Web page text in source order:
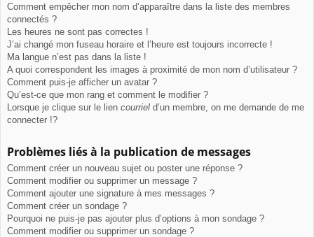
Comment empêcher mon nom d’apparaître dans la liste des membres
connectés ?
Les heures ne sont pas correctes !
J’ai changé mon fuseau horaire et l’heure est toujours incorrecte !
Ma langue n’est pas dans la liste !
A quoi correspondent les images à proximité de mon nom d’utilisateur ?
Comment puis-je afficher un avatar ?
Qu’est-ce que mon rang et comment le modifier ?
Lorsque je clique sur le lien courriel d’un membre, on me demande de me
connecter !?
Problèmes liés à la publication de messages
Comment créer un nouveau sujet ou poster une réponse ?
Comment modifier ou supprimer un message ?
Comment ajouter une signature à mes messages ?
Comment créer un sondage ?
Pourquoi ne puis-je pas ajouter plus d’options à mon sondage ?
Comment modifier ou supprimer un sondage ?